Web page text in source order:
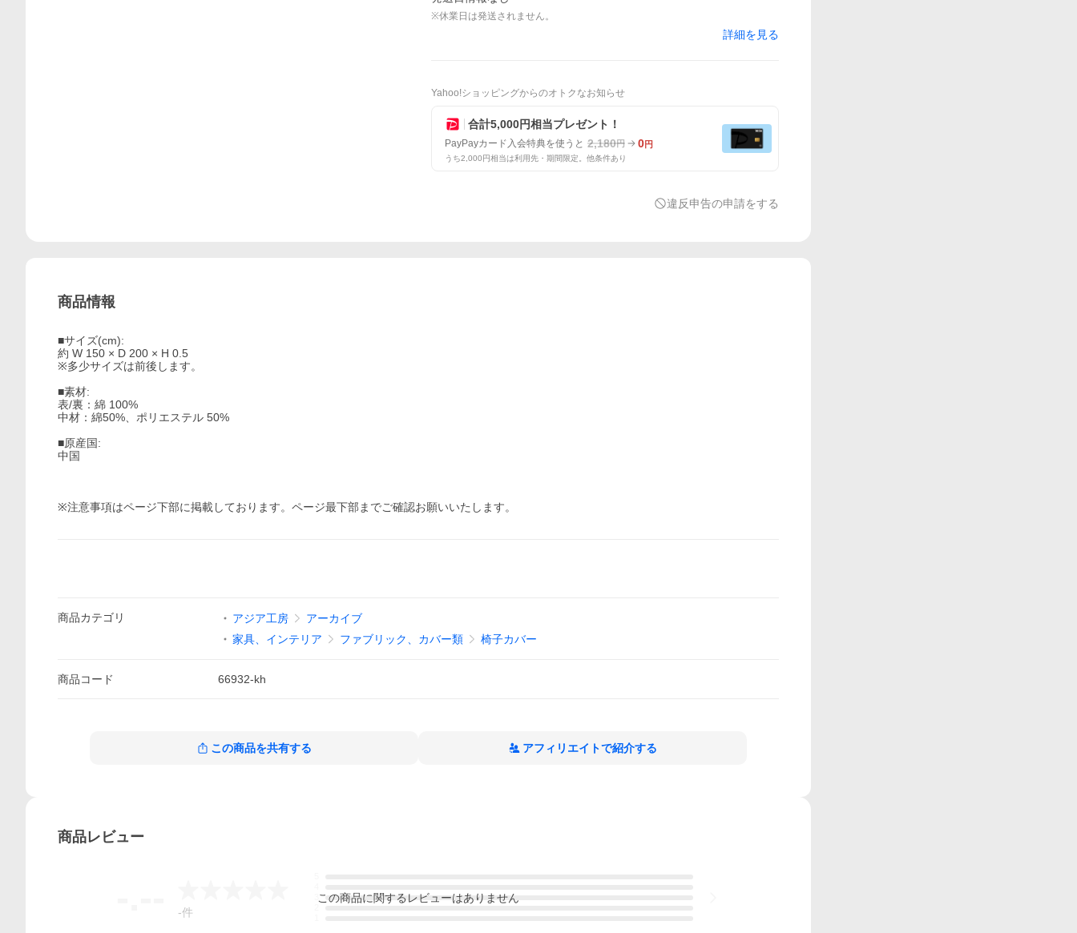
※休業日は発送されません。
詳細を見る
Yahoo!ショッピングからのオトクなお知らせ
合計5,000円相当プレゼント！
PayPayカード入会特典を使うと 2,180円 0円
うち2,000円相当は利用先・期間限定。他条件あり
違反申告の申請をする
商品情報
■サイズ(cm):
約 W 150 × D 200 × H 0.5
※多少サイズは前後します。
■素材:
表/裏：綿 100%
中材：綿50%、ポリエステル 50%
■原産国:
中国
※注意事項はページ下部に掲載しております。ページ最下部までご確認お願いいたします。
商品カテゴリ アジア工房
アーカイブ
家具、インテリア
ファブリック、カバー類 椅子カバー
商品コード 66932-kh
この商品を共有する アフィリエイトで紹介する
商品レビュー
-件
この商品に関するレビューはありません